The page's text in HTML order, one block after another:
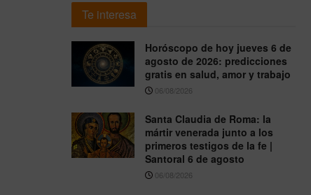
Te interesa
Horóscopo de hoy jueves 6 de
agosto de 2026: predicciones
gratis en salud, amor y trabajo
06/08/2026
Santa Claudia de Roma: la
mártir venerada junto a los
primeros testigos de la fe |
Santoral 6 de agosto
06/08/2026